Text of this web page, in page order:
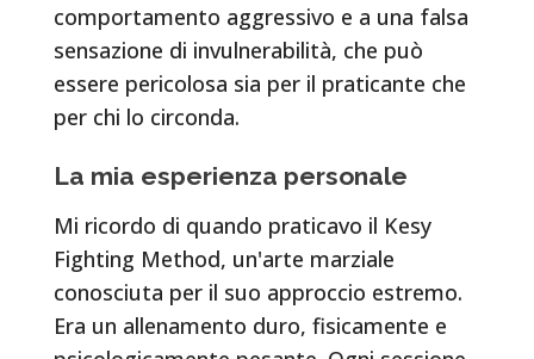
comportamento aggressivo e a una falsa
sensazione di invulnerabilità, che può
essere pericolosa sia per il praticante che
per chi lo circonda.
La mia esperienza personale
Mi ricordo di quando praticavo il Kesy
Fighting Method, un'arte marziale
conosciuta per il suo approccio estremo.
Era un allenamento duro, fisicamente e